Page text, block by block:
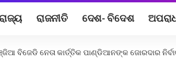
ରାଜନୀତି ଦେଶ- ବିଦେଶ
ବିଜେଡି ନେତା କାର୍ତ୍ତିକ ପାଣ୍ଡିଆନଙ୍କ ଜୋରଦାର